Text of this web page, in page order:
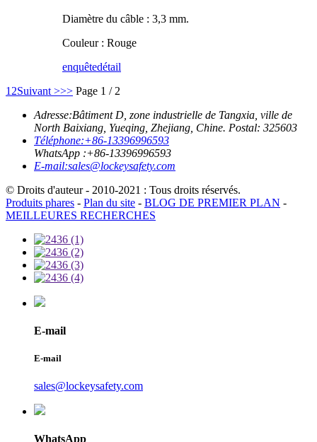
Diamètre du câble : 3,3 mm.
Couleur : Rouge
enquêtedétail
1 2Suivant >>> Page 1 / 2
Adresse:Bâtiment D, zone industrielle de Tangxia, ville de
North Baixiang, Yueqing, Zhejiang, Chine. Postal: 325603
Téléphone:+86-13396996593
WhatsApp :+86-13396996593
E-mail:sales@lockeysafety.com
© Droits d'auteur - 2010-2021 : Tous droits réservés.
Produits phares - Plan du site - BLOG DE PREMIER PLAN -
MEILLEURES RECHERCHES
E-mail
E-mail
sales@lockeysafety.com
WhatsApp